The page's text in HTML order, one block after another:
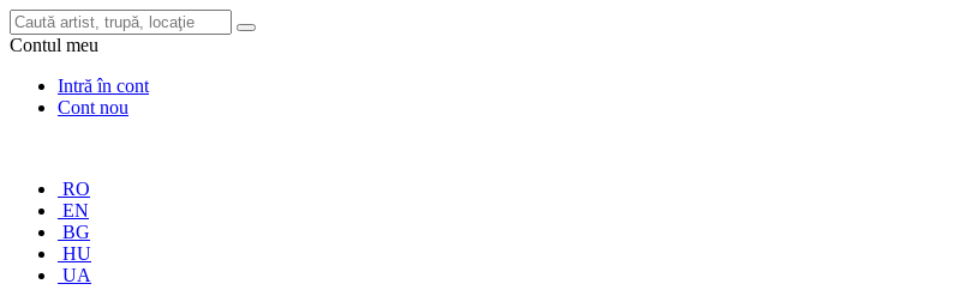
Contul meu
Intră în cont
Cont nou
RO
EN
BG
HU
UA